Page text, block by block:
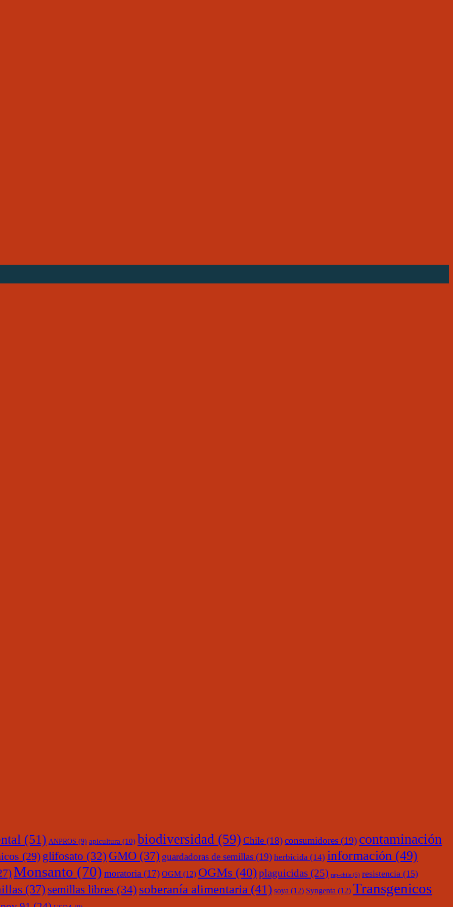
(51) ANPROS (9) apicultura (10) biodiversidad (59) Chile (18)consumidores (19) contaminación
(29) glifosato (32) GMO (37) guardadoras de semillas (19) herbicida (14) información (49)
Monsanto (70) moratoria (17) OGM (12) OGMs (40)plaguicidas (25) rap-chile (5) resistencia (15)
(37) semillas libres (34) soberanía alimentaria (41) soya (12) Syngenta (12) Transgenicos